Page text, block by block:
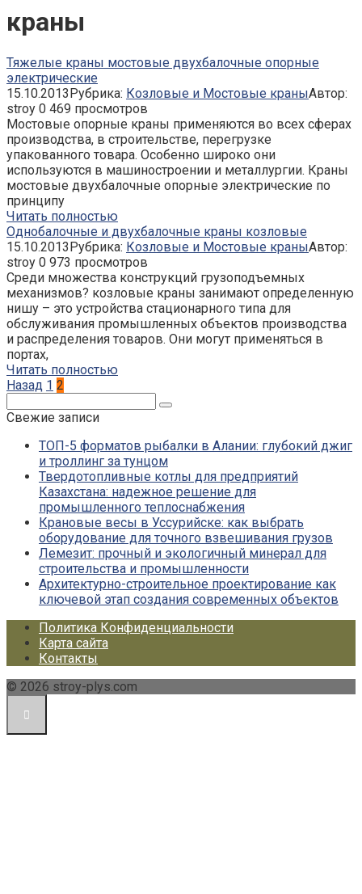
краны
Тяжелые краны мостовые двухбалочные опорные
электрические
15.10.2013Рубрика: Козловые и Мостовые краныАвтор:
stroy 0 469 просмотров
Мостовые опорные краны применяются во всех сферах
производства, в строительстве, перегрузке
упакованного товара. Особенно широко они
используются в машиностроении и металлургии. Краны
мостовые двухбалочные опорные электрические по
принципу
Читать полностью
Однобалочные и двухбалочные краны козловые
15.10.2013Рубрика: Козловые и Мостовые краныАвтор:
stroy 0 973 просмотров
Среди множества конструкций грузоподъемных
механизмов? козловые краны занимают определенную
нишу – это устройства стационарного типа для
обслуживания промышленных объектов производства
и распределения товаров. Они могут применяться в
портах,
Читать полностью
Пагинация
Назад 1 2
Свежие записи
ТОП-5 форматов рыбалки в Алании: глубокий джиг
и троллинг за тунцом
Твердотопливные котлы для предприятий
Казахстана: надежное решение для
промышленного теплоснабжения
Крановые весы в Уссурийске: как выбрать
оборудование для точного взвешивания грузов
Лемезит: прочный и экологичный минерал для
строительства и промышленности
Архитектурно-строительное проектирование как
ключевой этап создания современных объектов
Политика Конфиденциальности
Карта сайта
Контакты
© 2026 stroy-plys.com